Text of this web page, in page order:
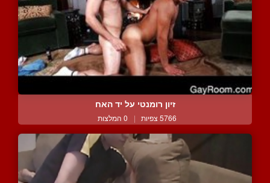
זיון רומנטי על יד האח
5766 צפיות | 0 המלצות